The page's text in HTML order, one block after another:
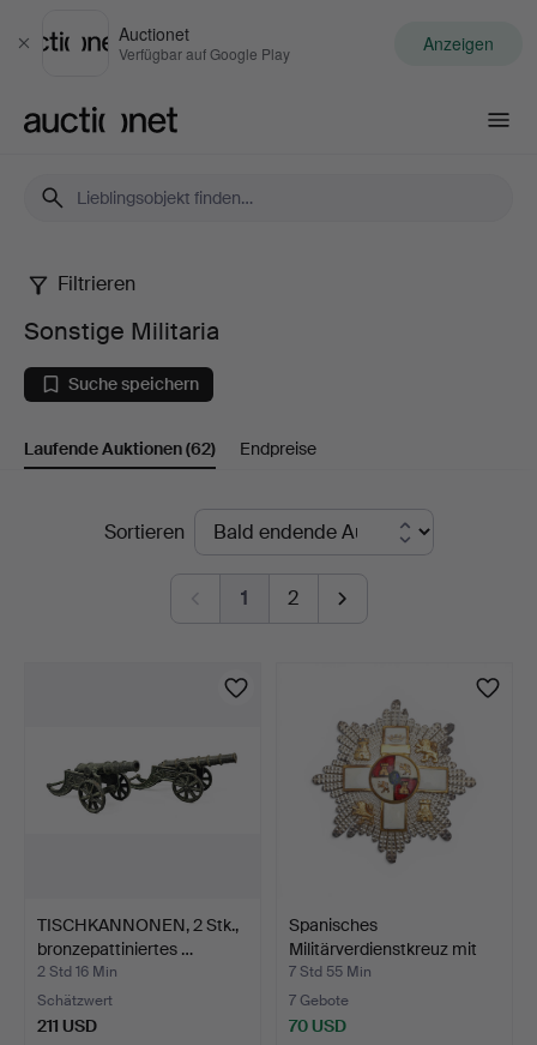
Schließen
Auctionet
Verfügbar auf Google Play Anzeigen
Sonstige
Militaria
Filtrieren
Sonstige Militaria
Suche speichern
Laufende Auktionen(62) Endpreise
LaufendeSortieren
1 2
TISCHKANNONEN, 2 Stk.,
bronzepattiniertes …
2 Std 16 Min
Schätzwert
211 USD
Spanisches
Militärverdienstkreuz mit
weiße…
7 Std 55 Min
7 Gebote
70 USD